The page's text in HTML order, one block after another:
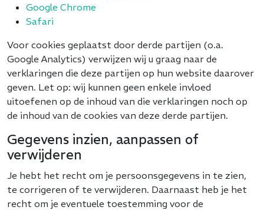
Google Chrome
Safari
Voor cookies geplaatst door derde partijen (o.a.
Google Analytics) verwijzen wij u graag naar de
verklaringen die deze partijen op hun website daarover
geven. Let op: wij kunnen geen enkele invloed
uitoefenen op de inhoud van die verklaringen noch op
de inhoud van de cookies van deze derde partijen.
Gegevens inzien, aanpassen of
verwijderen
Je hebt het recht om je persoonsgegevens in te zien,
te corrigeren of te verwijderen. Daarnaast heb je het
recht om je eventuele toestemming voor de